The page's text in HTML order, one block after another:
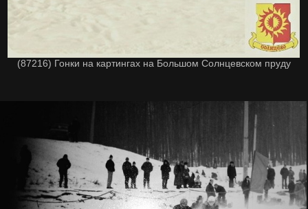
(87216) Гонки на картингах на Большом Солнцевском пруду